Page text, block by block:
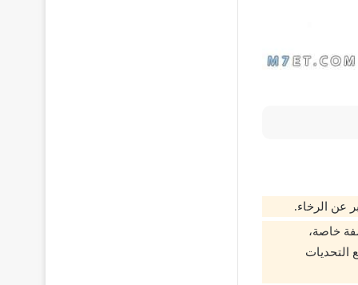
عن الرخاء.
خاصة،
التحديات